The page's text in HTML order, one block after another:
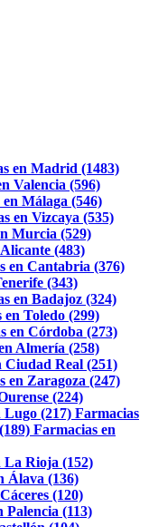
en Madrid (1483)
Valencia (596)
Málaga (546)
en Vizcaya (535)
Murcia (529)
(483)
en Cantabria (376)
(343)
en Badajoz (324)
en Toledo (299)
en Córdoba (273)
Almería (258)
Ciudad Real (251)
en Zaragoza (247)
(224)
Lugo (217) Farmacias
Farmacias en
La Rioja (152)
Álava (136)
(120)
Palencia (113)